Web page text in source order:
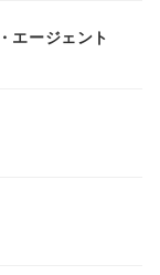
エージェント